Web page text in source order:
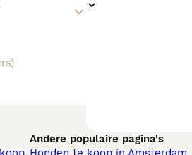
Andere populaire pagina's